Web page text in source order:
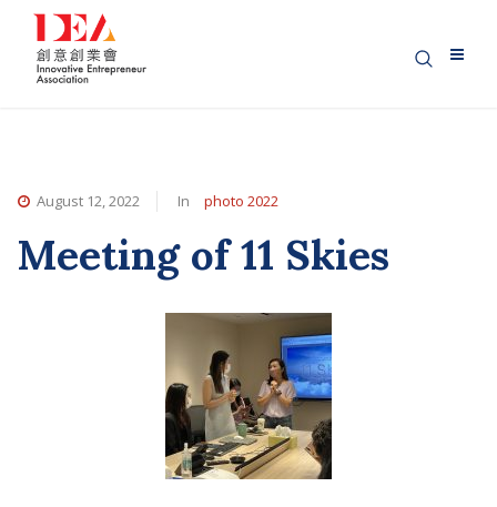
August 12, 2022 In photo 2022
Meeting of 11 Skies